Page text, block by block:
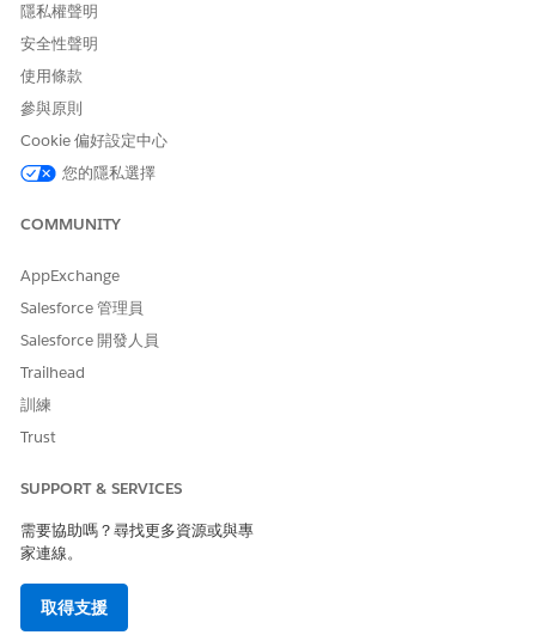
隱私權聲明
安全性聲明
使用條款
參與原則
Cookie 偏好設定中心
您的隱私選擇
COMMUNITY
AppExchange
Salesforce 管理員
Salesforce 開發人員
Trailhead
訓練
Trust
SUPPORT & SERVICES
需要協助嗎？尋找更多資源或與專
家連線。
取得支援